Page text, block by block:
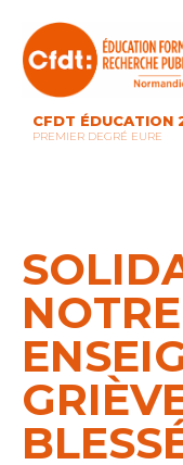
content
CFDT ÉDUCATION
PREMIER DEGRÉ EURE